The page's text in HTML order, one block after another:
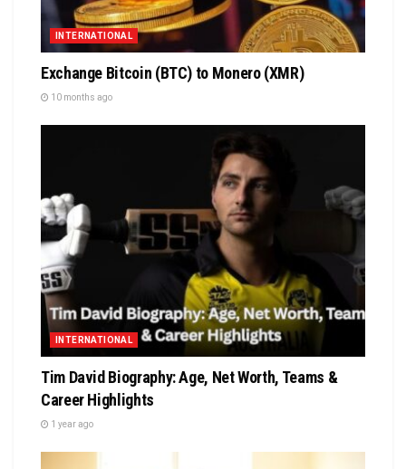
INTERNATIONAL
Exchange Bitcoin (BTC) to Monero (XMR)
10 months ago
INTERNATIONAL
Tim David Biography: Age, Net Worth, Teams &
Career Highlights
1 year ago